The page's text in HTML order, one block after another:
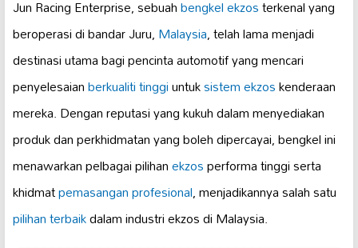
Jun Racing Enterprise, sebuahbengkel ekzosterkenal yang
beroperasi di bandar Juru,Malaysia, telah lama menjadi
destinasi utama bagi pencinta automotif yang mencari
penyelesaianberkualiti tinggiuntuksistem ekzoskenderaan
mereka. Dengan reputasi yang kukuh dalam menyediakan
produk dan perkhidmatan yang boleh dipercayai, bengkel ini
menawarkan pelbagai pilihanekzosperforma tinggi serta
khidmatpemasangan profesional, menjadikannya salah satu
pilihan terbaikdalam industri ekzos di Malaysia.